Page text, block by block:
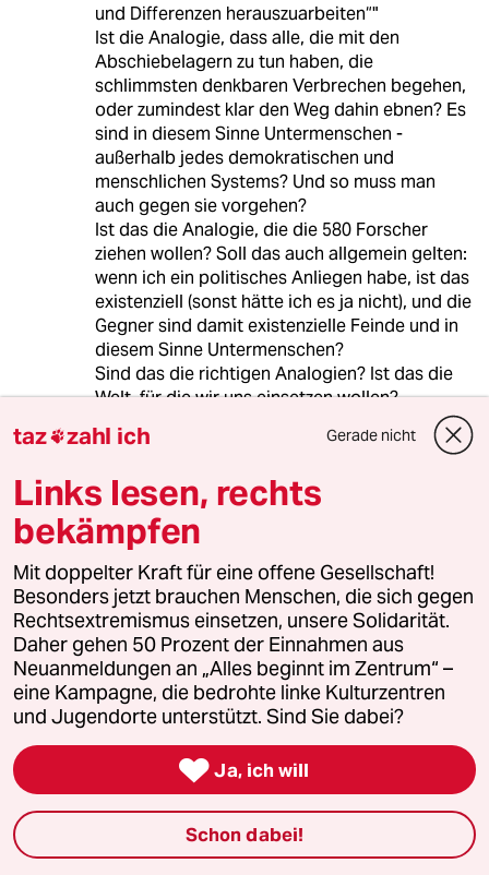
und Differenzen herauszuarbeiten“"
Ist die Analogie, dass alle, die mit den
Abschiebelagern zu tun haben, die
schlimmsten denkbaren Verbrechen begehen,
oder zumindest klar den Weg dahin ebnen? Es
sind in diesem Sinne Untermenschen -
außerhalb jedes demokratischen und
menschlichen Systems? Und so muss man
auch gegen sie vorgehen?
Ist das die Analogie, die die 580 Forscher
ziehen wollen? Soll das auch allgemein gelten:
wenn ich ein politisches Anliegen habe, ist das
existenziell (sonst hätte ich es ja nicht), und die
Gegner sind damit existenzielle Feinde und in
diesem Sinne Untermenschen?
Sind das die richtigen Analogien? Ist das die
Welt, für die wir uns einsetzen wollen?
S Sonntagssegler
05.07.2019
@Markus Michaelis:
Den eigentlichen Fehler machen Sie
selbst.
Sie interpretieren einen ganzen
Haufen persönlicher (und teilweise
falscher) Assoziationen in das Wort
Konzentrationslager hinein und
schieben das dann den Autoren
unter.
Hier mal einige Zurechtrückungen:
- Konzentrationslager sind nicht
zwingend Vernichtungslager. Auch
wenn viele das gleichsetzen, weil das
taz zahl ich Gerade nicht
Links lesen, rechts
bekämpfen
Mit doppelter Kraft für eine offene Gesellschaft!
Besonders jetzt brauchen Menschen, die sich gegen
Rechtsextremismus einsetzen, unsere Solidarität.
Daher gehen 50 Prozent der Einnahmen aus
Neuanmeldungen an „Alles beginnt im Zentrum“ –
eine Kampagne, die bedrohte linke Kulturzentren
und Jugendorte unterstützt. Sind Sie dabei?
 Ja, ich will
Schon dabei!